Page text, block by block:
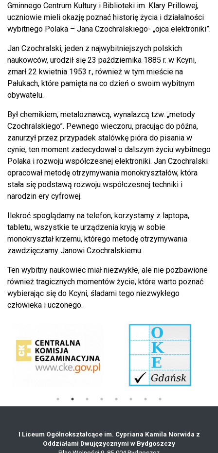
Gminnego Centrum Kultury i Biblioteki im. Klary Prillowej,
uczniowie mieli okazję poznać historię życia i działalności
wybitnego Polaka – Jana Czochralskiego- „ojca elektroniki”.
Jan Czochralski, jeden z najwybitniejszych polskich
naukowców, urodził się 23 października 1885 r. w Kcyni,
zmarł 22 kwietnia 1953 r., również w tym mieście na
Pałukach, które pamięta na co dzień o swoim wybitnym
obywatelu.
Był chemikiem, metaloznawcą, wynalazcą tzw. „metody
Czochralskiego”. Pewnego wieczoru, pracując do późna,
zanurzył przez przypadek stalówkę pióra do pisania w
cynie, ten moment zadecydował o dalszym życiu wybitnego
Polaka i rozwoju współczesnej elektroniki. Jan Czochralski
opracował metodę otrzymywania monokryształów, która
stała się podstawą rozwoju współczesnej techniki i
narodzin ery cyfrowej.
Ilekroć spoglądamy na telefon, korzystamy z laptopa,
tabletu, wszystkie te urządzenia kryją w sobie
monokryształ krzemu, którego metodę otrzymywania
zawdzięczamy Janowi Czochralskiemu.
Ten wybitny naukowiec miał niezwykłe, ale nie pozbawione
również tragicznych momentów życie, które warto poznać
wybierając się do Kcyni, śladami tego niezwykłego
człowieka i uczonego.
I Liceum Ogólnokształcące im. Cypriana Kamila Norwida z
Oddziałami Dwujęzycznymi w Bydgoszczy